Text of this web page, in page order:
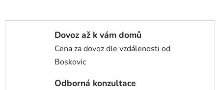
Dovoz až k vám domů
Cena za dovoz dle vzdálenosti od
Boskovic
Odborná konzultace